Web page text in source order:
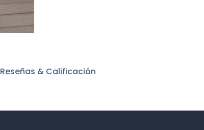
Reseñas & Calificación